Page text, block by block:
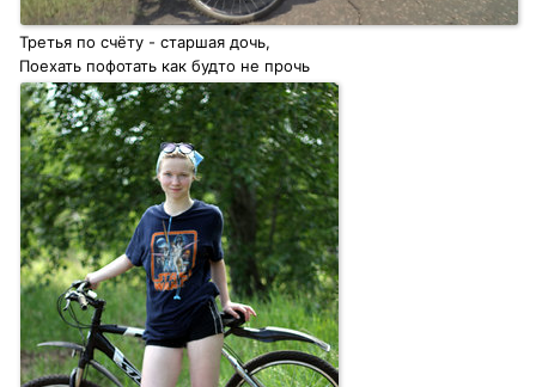
Третья по счёту - старшая дочь,
Поехать пофотать как будто не прочь